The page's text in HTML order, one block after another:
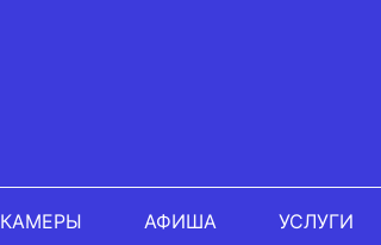
КАМЕРЫ АФИША УСЛУГИ